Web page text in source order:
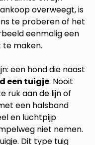
overweegt, is
te proberen of het
eenmalig een
maken.
een hond die naast
een tuigje. Nooit
ruk aan de lijn of
een halsband
en luchtpijp
niet nemen.
Dit type tuig